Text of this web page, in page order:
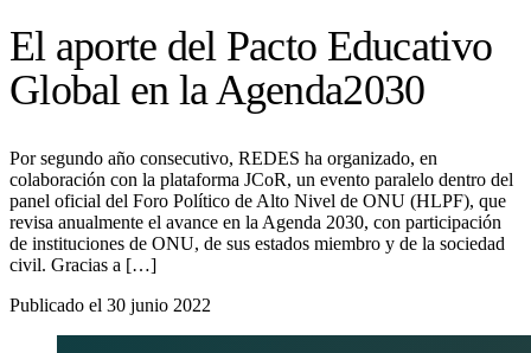
El aporte del Pacto Educativo
Global en la Agenda2030
Por segundo año consecutivo, REDES ha organizado, en
colaboración con la plataforma JCoR, un evento paralelo dentro del
panel oficial del Foro Político de Alto Nivel de ONU (HLPF), que
revisa anualmente el avance en la Agenda 2030, con participación
de instituciones de ONU, de sus estados miembro y de la sociedad
civil. Gracias a […]
Publicado el 30 junio 2022